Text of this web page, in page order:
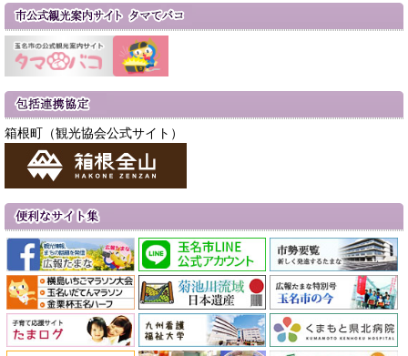
箱根町（観光協会公式サイト）